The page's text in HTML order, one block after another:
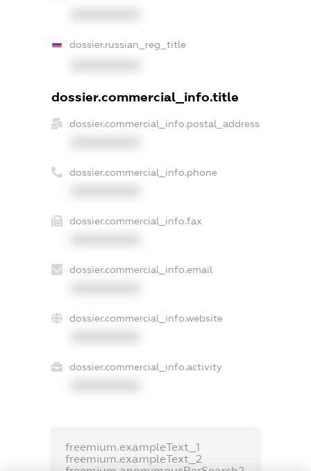
dossier.russian_reg_title
dossier.commercial_info.title
dossier.commercial_info.postal_address
dossier.commercial_info.phone
dossier.commercial_info.fax
dossier.commercial_info.email
dossier.commercial_info.website
dossier.commercial_info.activity
freemium.exampleText_1
freemium.exampleText_2